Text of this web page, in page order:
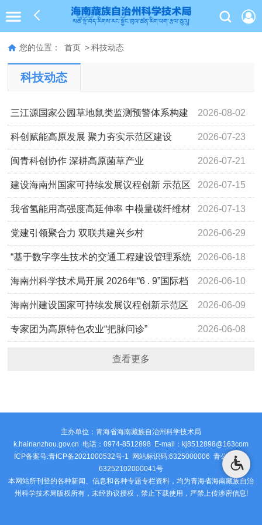
您的位置： 首页 > 科技动态
科技动态
2026-08-02
三江源国家公园草地鼠类监测预警体系构建
与防控模式研发取得新进展 2026-07-23
科创赋能高原发展 聚力夯实示范区建设
2026-07-21
闽青科创协作 深耕高原菌草产业
2026-07-15
建设海南州国家可持续发展议程创新 示范区
2026年宣传月活动全面启动 2026-07-13
我省氢能用高强度高延伸率 中模量碳纤维材
料开发取得新进展 2026-06-29
党建引领聚合力 双联共建兴乡村
2026-06-18
“基于数字孪生技术的交通工程建设管理系统
开发与应用”取得新进展 2026-06-10
海南州科学技术局开展 2026年“6 . 9”国际档
案日系列宣传活动 2026-06-09
海南州建设国家可持续发展议程创新示范区
工作专班会议召开 2026-06-08
专家团为高原特色农业“把脉问诊”
查看更多
主办单位：青海省海南藏族自治州科学技术局
k.hainanzhou.gov.cn 电话：0974-8512898 E-mail：kj8512898@163com
ICP备案号:青ICP备2021000532号-1 网站标识码:6325000006 青公安网备
63252102000041号
本网站所刊登的各种新闻、信息和各种专题专栏资料，均为青海省海南藏族自治
州科学技术局版权所有，未经协议授权，禁止下载使用，严禁上传涉密信息!